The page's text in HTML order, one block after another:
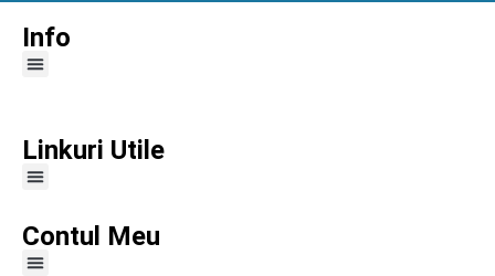
Info
Linkuri Utile
Contul Meu